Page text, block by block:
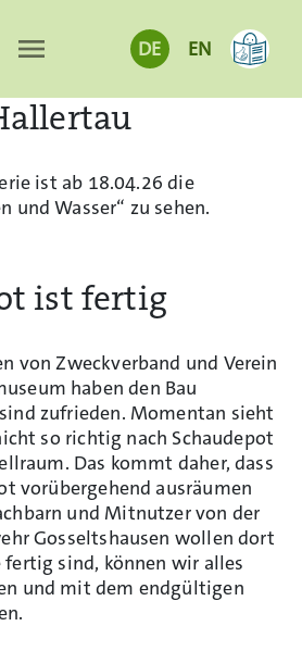
menu DE EN
ist ab 18.04.26 die
und Wasser“ zu sehen.
ist fertig
von Zweckverband und Verein
haben den Bau
zufrieden. Momentan sieht
so richtig nach Schaudepot
Das kommt daher, dass
vorübergehend ausräumen
und Mitnutzer von der
Gosseltshausen wollen dort
fertig sind, können wir alles
und mit dem endgültigen